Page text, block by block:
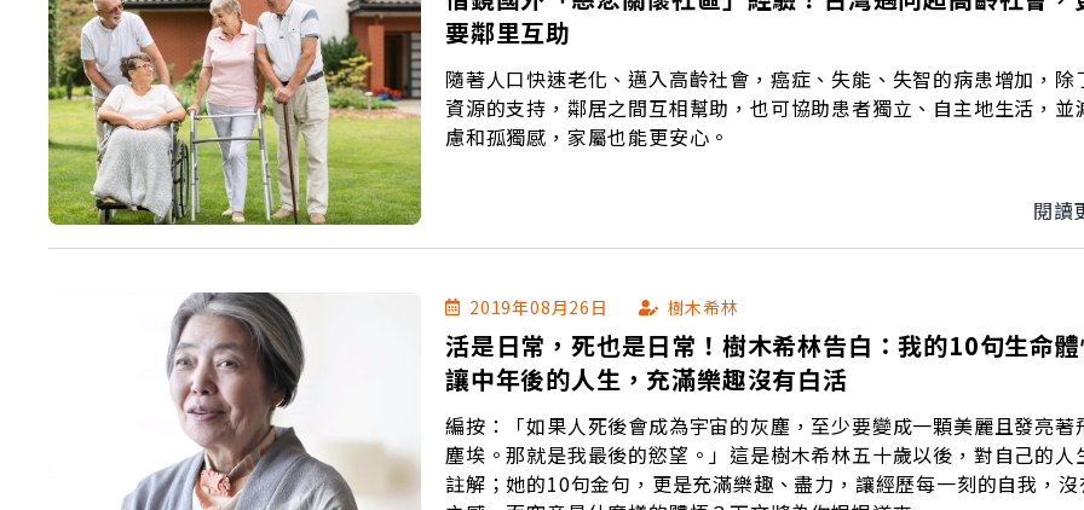
要鄰里互助
隨著人口快速老化、邁入高齡社會，癌症、失能、失智的病患增加，除
資源的支持，鄰居之間互相幫助，也可協助患者獨立、自主地生活，並
慮和孤獨感，家屬也能更安心。
閱讀
2019年08月26日 樹木希林
活是日常，死也是日常！樹木希林告白：我的10句生命
讓中年後的人生，充滿樂趣沒有白活
編按：「如果人死後會成為宇宙的灰塵，至少要變成一顆美麗且發亮著
塵埃。那就是我最後的慾望。」這是樹木希林五十歲以後，對自己的人
註解；她的10句金句，更是充滿樂趣、盡力，讓經歷每一刻的自我，沒